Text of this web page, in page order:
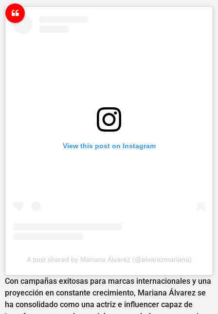
View this post on Instagram
A post shared by Mariana Álvarez (@alvarezmariana)
Con campañas exitosas para marcas internacionales y una
proyección en constante crecimiento, Mariana Álvarez se
ha consolidado como una actriz e influencer capaz de